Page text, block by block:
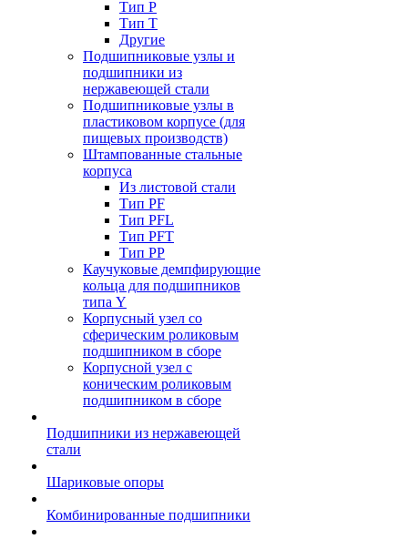
Тип P
Тип T
Другие
Подшипниковые узлы и
подшипники из
нержавеющей стали
Подшипниковые узлы в
пластиковом корпусе (для
пищевых производств)
Штампованные стальные
корпуса
Из листовой стали
Тип PF
Тип PFL
Тип PFT
Тип PP
Каучуковые демпфирующие
кольца для подшипников
типа Y
Корпусный узел со
сферическим роликовым
подшипником в сборе
Корпусной узел с
коническим роликовым
подшипником в сборе
Подшипники из нержавеющей
стали
Шариковые опоры
Комбинированные подшипники